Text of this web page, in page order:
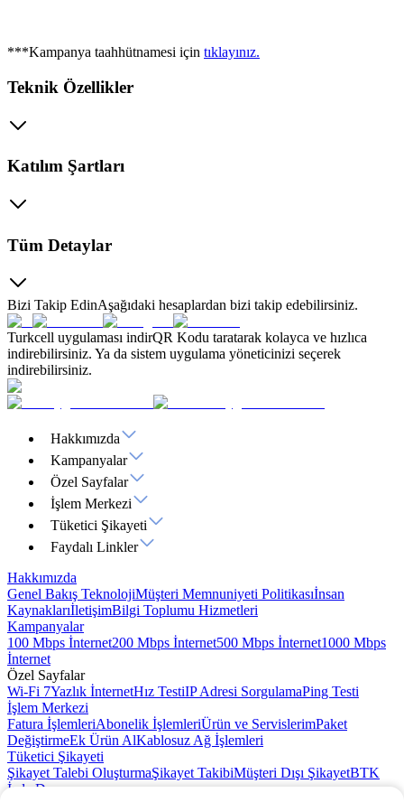
***Kampanya taahhütnamesi için tıklayınız.​​​
Teknik Özellikler
Katılım Şartları
Tüm Detaylar
Bizi Takip EdinAşağıdaki hesaplardan bizi takip edebilirsiniz.
Turkcell uygulaması indirQR Kodu taratarak kolayca ve hızlıca
indirebilirsiniz. Ya da sistem uygulama yöneticinizi seçerek
indirebilirsiniz.
Hakkımızda
Kampanyalar
Özel Sayfalar
İşlem Merkezi
Tüketici Şikayeti
Faydalı Linkler
Hakkımızda
Genel Bakış TeknolojiMüşteri Memnuniyeti Politikasıİnsan
KaynaklarıİletişimBilgi Toplumu Hizmetleri
Kampanyalar
100 Mbps İnternet200 Mbps İnternet500 Mbps İnternet1000 Mbps
İnternet
Özel Sayfalar
Wi-Fi 7Yazlık İnternetHız TestiIP Adresi SorgulamaPing Testi
İşlem Merkezi
Fatura İşlemleriAbonelik İşlemleriÜrün ve ServislerimPaket
DeğiştirmeEk Ürün AlKablosuz Ağ İşlemleri
Tüketici Şikayeti
Şikayet Talebi OluşturmaŞikayet TakibiMüşteri Dışı ŞikayetBTK
İade Duyurusu